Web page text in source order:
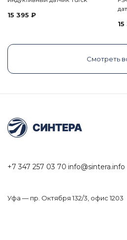
15 395 ₽
15
Смотреть
+7 347 257 03 70 info@sintera.info
Уфа — пр. Октября 132/3, офис 1203